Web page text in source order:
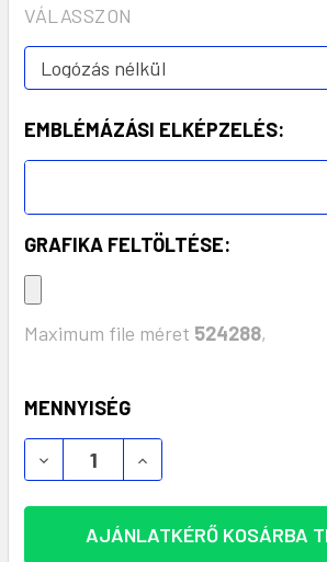
VÁLASSZON
EMBLÉMÁZÁSI ELKÉPZELÉS:
GRAFIKA FELTÖLTÉSE:
Maximum file méret 524288,
KÉSZLET:
MENNYISÉG
MAGNATE GURULÓS HÁTIZSÁK
MAGNATE GURULÓS
AJÁNLATKÉRŐ KOSÁRBA